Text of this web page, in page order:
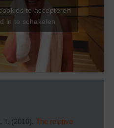
te accepteren
in te schakelen
T. (2010). The relative